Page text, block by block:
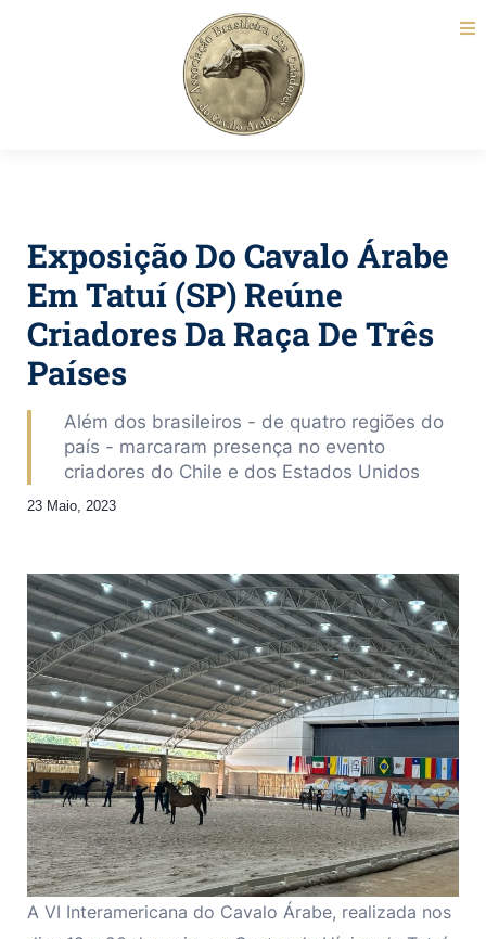
Exposição Do Cavalo Árabe
Em Tatuí (SP) Reúne
Criadores Da Raça De Três
Países
Além dos brasileiros - de quatro regiões do
país - marcaram presença no evento
criadores do Chile e dos Estados Unidos
23 Maio, 2023
A VI Interamericana do Cavalo Árabe, realizada nos